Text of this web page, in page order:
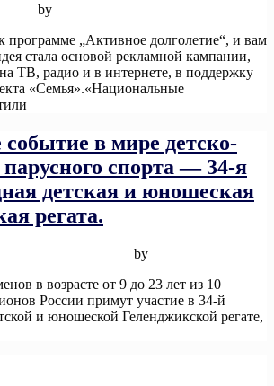
by
программе „Активное долголетие“, и вам
стала основой рекламной кампании,
на ТВ, радио и в интернете, в поддержку
«Семья».«Национальные
в мире детско-
спорта — 34-я
детская и юношеская
регата.
by
в возрасте от 9 до 23 лет из 10
России примут участие в 34-й
и юношеской Геленджикской регате,